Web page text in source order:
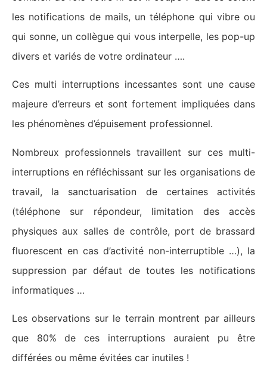
les notifications de mails, un téléphone qui vibre ou
qui sonne, un collègue qui vous interpelle, les pop-up
divers et variés de votre ordinateur ….
Ces multi interruptions incessantes sont une cause
majeure d’erreurs et sont fortement impliquées dans
les phénomènes d’épuisement professionnel.
Nombreux professionnels travaillent sur ces multi-
interruptions en réfléchissant sur les organisations de
travail, la sanctuarisation de certaines activités
(téléphone sur répondeur, limitation des accès
physiques aux salles de contrôle, port de brassard
fluorescent en cas d’activité non-interruptible …), la
suppression par défaut de toutes les notifications
informatiques …
Les observations sur le terrain montrent par ailleurs
que 80% de ces interruptions auraient pu être
différées ou même évitées car inutiles !